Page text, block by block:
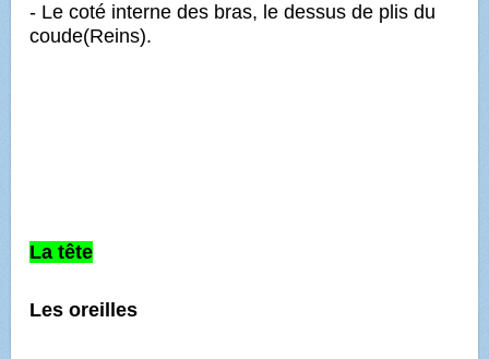
- Le coté interne des bras, le dessus de plis du
coude(Reins).
La tête
Les oreilles